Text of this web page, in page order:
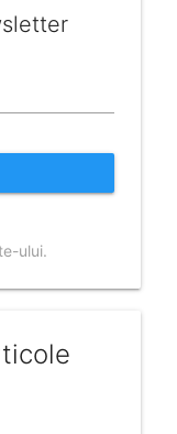
ului.